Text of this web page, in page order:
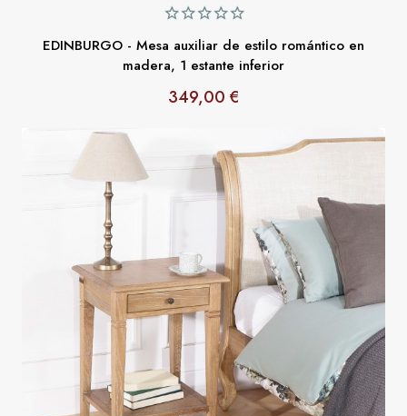
EDINBURGO - Mesa auxiliar de estilo romántico en
madera, 1 estante inferior
Precio
349,00 €